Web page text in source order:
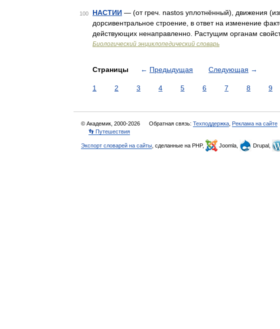
100 НАСТИИ — (от греч. nastos уплотнённый), движения
дорсивентральное строение, в ответ на изменение
действующих ненаправленно. Растущим органам
Биологический энциклопедический словарь
Страницы ← Предыдущая Следующая →
1 2 3 4 5 6 7 8 9
© Академик, 2000-2026 Обратная связь: Техподдержка Реклама на сайте
👣 Путешествия
Экспорт словарей на сайты , сделанные на PHP, Joomla, Drupal,